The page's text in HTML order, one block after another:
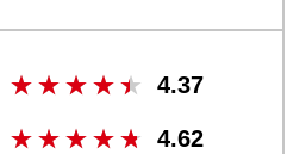
4.37
4.62